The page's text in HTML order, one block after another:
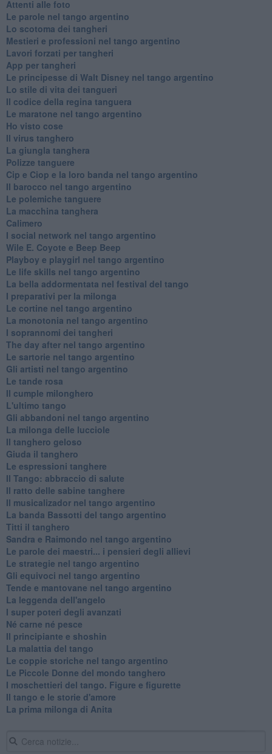
Attenti alle foto
Le parole nel tango argentino
Lo scotoma dei tangheri
Mestieri e professioni nel tango argentino
Lavori forzati per tangheri
App per tangheri
Le principesse di Walt Disney nel tango argentino
Lo stile di vita dei tangueri
Il codice della regina tanguera
Le maratone nel tango argentino
Ho visto cose
Il virus tanghero
La giungla tanghera
Polizze tanguere
Cip e Ciop e la loro banda nel tango argentino
Il barocco nel tango argentino
Le polemiche tanguere
La macchina tanghera
Calimero
​I social network nel tango argentino
Wile E. Coyote e Beep Beep
Playboy e playgirl nel tango argentino
Le life skills nel tango argentino
La bella addormentata nel festival del tango
I preparativi per la milonga
Le cortine nel tango argentino
La monotonia nel tango argentino
I soprannomi dei tangheri
The day after nel tango argentino
Le sartorie nel tango argentino
Gli artisti nel tango argentino
Le tande rosa
Il cumple milonghero
L'ultimo tango
Gli abbandoni nel tango argentino
La milonga delle lucciole
Il tanghero geloso
Giuda il tanghero
Le espressioni tanghere
Il Tango: abbraccio di salute
Il ratto delle sabine tanghere
Il musicalizador nel tango argentino
La banda Bassotti del tango argentino
Titti il tanghero
Sandra e Raimondo nel tango argentino
Le parole dei maestri... i pensieri degli allievi
Le strategie nel tango argentino
Gli equivoci nel tango argentino
Tende e mantovane nel tango argentino
La leggenda dell'angelo
I super poteri degli avanzati
​Né carne né pesce
Il principiante e shoshin
La malattia del tango
Le coppie storiche nel tango argentino
​Le Piccole Donne del mondo tanghero
I moschettieri del tango. Figure e figurette
Il tango e le storie d'amore
​La prima milonga di Anita